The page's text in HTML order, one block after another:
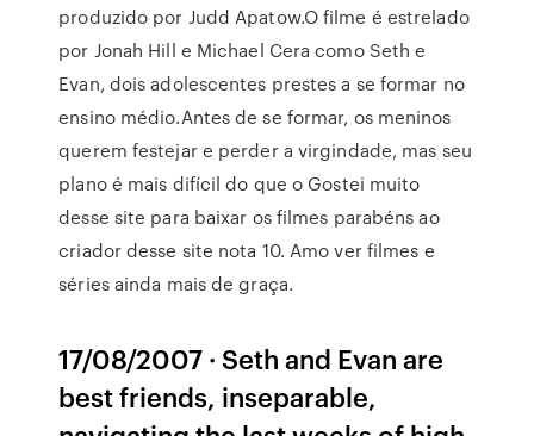
produzido por Judd Apatow.O filme é estrelado
por Jonah Hill e Michael Cera como Seth e
Evan, dois adolescentes prestes a se formar no
ensino médio.Antes de se formar, os meninos
querem festejar e perder a virgindade, mas seu
plano é mais difícil do que o Gostei muito
desse site para baixar os filmes parabéns ao
criador desse site nota 10. Amo ver filmes e
séries ainda mais de graça.
17/08/2007 · Seth and Evan are
best friends, inseparable,